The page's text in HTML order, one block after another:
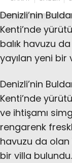
Denizli’nin
Kenti’nde
balık havuzu
yayılan yeni bir
Denizli’nin
Kenti’nde
ve ihtişamı
rengarenk
havuzu da olan
bir villa bulundu.